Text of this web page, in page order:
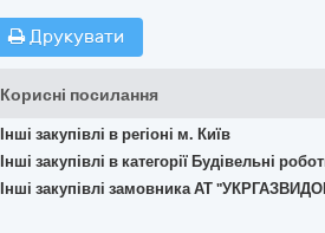
Друкувати
Корисні посилання
Інші закупівлі в регіоні м. Київ
Інші закупівлі в категорії Будівельні
Інші закупівлі замовника АТ